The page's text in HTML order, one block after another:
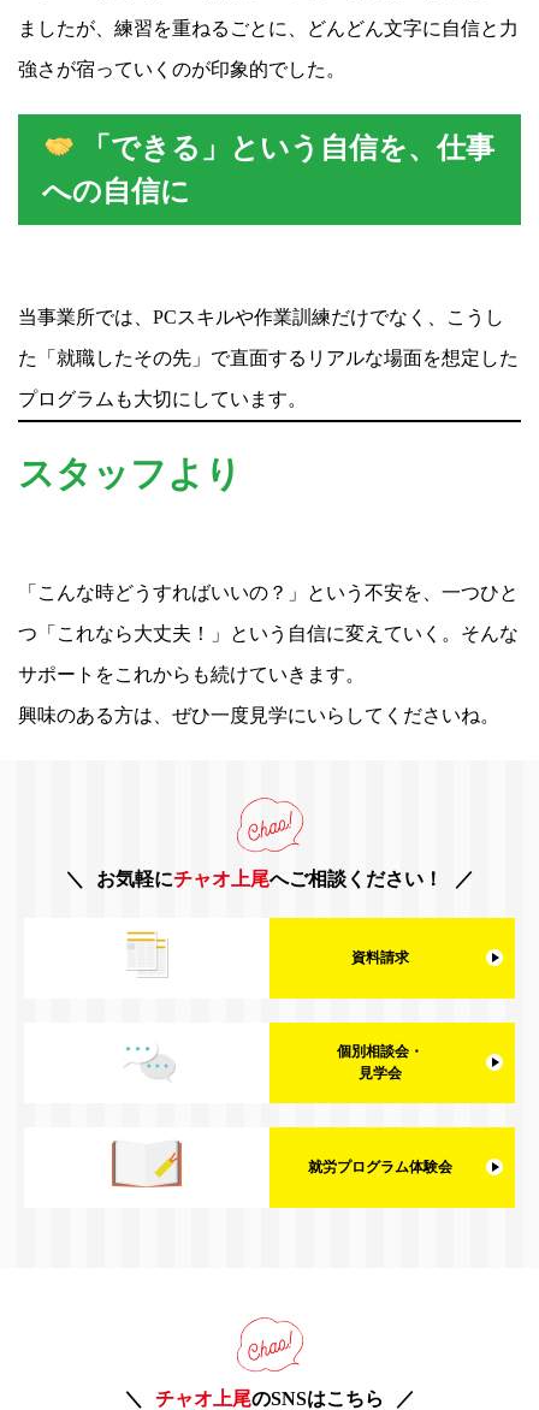
ましたが、練習を重ねるごとに、どんどん文字に自信と力
強さが宿っていくのが印象的でした。
「できる」という自信を、仕事
への自信に
当事業所では、PCスキルや作業訓練だけでなく、こうし
た「就職したその先」で直面するリアルな場面を想定した
プログラムも大切にしています。
スタッフより
「こんな時どうすればいいの？」という不安を、一つひと
つ「これなら大丈夫！」という自信に変えていく。そんな
サポートをこれからも続けていきます。
興味のある方は、ぜひ一度見学にいらしてくださいね。
お気軽にチャオ上尾へご相談ください！
資料請求
個別相談会・
見学会
就労プログラム体験会
チャオ上尾のSNSはこちら